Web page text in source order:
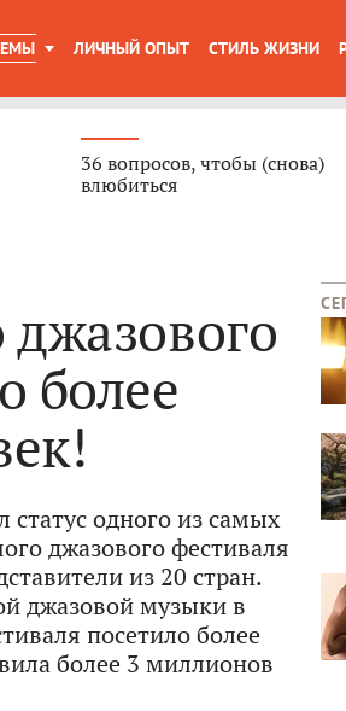
ЛИЧНЫЙ ОПЫТ СТИЛЬ ЖИЗНИ
36 вопросов, чтобы (снова)
влюбиться
более
одного из самых
джазового фестиваля
из 20 стран.
джазовой музыки в
посетило более
более 3 миллионов